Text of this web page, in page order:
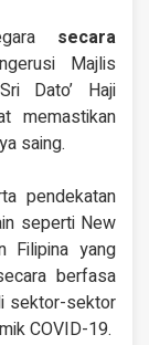
secara
Majlis
Dato’ Haji
memastikan
saing.
pendekatan
seperti New
Filipina yang
berfasa
sektor-sektor
COVID-19.